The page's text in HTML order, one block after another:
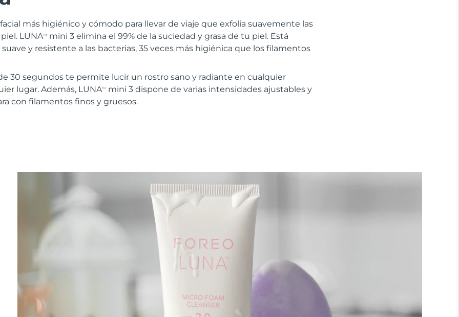
más higiénico y cómodo para llevar de viaje que exfolia suavemente las
LUNATM
mini 3 elimina el 99% de la suciedad y grasa de tu piel. Está
y resistente a las bacterias, 35 veces más higiénica que los filamentos
30 segundos te permite lucir un rostro sano y radiante en cualquier
lugar. Además, LUNATM
mini 3 dispone de varias intensidades ajustables y
con filamentos finos y gruesos.